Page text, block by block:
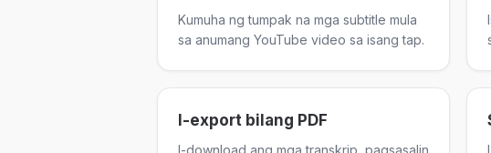
Kumuha ng tumpak na mga subtitle mula
sa anumang YouTube video sa isang tap.
I-export bilang PDF
I-download ang mga transkrip, pagsasalin